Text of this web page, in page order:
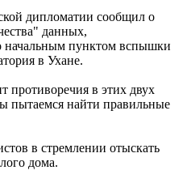
дипломатии сообщил о
данных,
начальным пунктом вспышки
в Ухане.
противоречия в этих двух
пытаемся найти правильные
в стремлении отыскать
дома.